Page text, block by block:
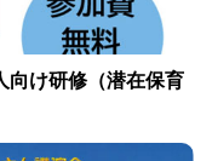
向け研修（潜在保育